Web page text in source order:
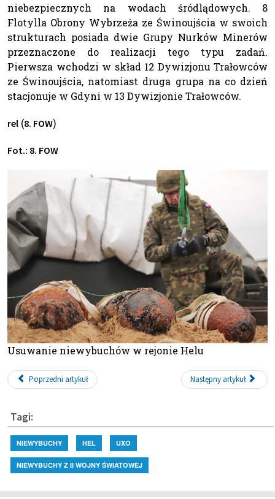
niebezpiecznych na wodach śródlądowych. 8
Flotylla Obrony Wybrzeża ze Świnoujścia w swoich
strukturach posiada dwie Grupy Nurków Minerów
przeznaczone do realizacji tego typu zadań.
Pierwsza wchodzi w skład 12 Dywizjonu Trałowców
ze Świnoujścia, natomiast druga grupa na co dzień
stacjonuje w Gdyni w 13 Dywizjonie Trałowców.
rel (8. FOW)
Fot.: 8. FOW
Usuwanie niewybuchów w rejonie Helu
Poprzedni artykuł Następny artykuł
Tagi:
NIEWYBUCHY HEL UXO
NIEWYBUCHY Z II WOJNY ŚWIATOWEJ